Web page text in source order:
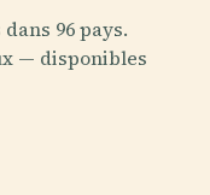
96 pays.
— disponibles